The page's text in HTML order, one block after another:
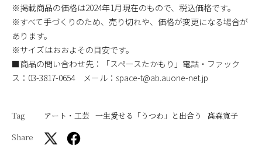
※掲載商品の価格は2024年1月現在のもので、税込価格です。
※すべて手づくりのため、売り切れや、価格が変更になる場合が
あります。
※サイズはおおよその目安です。
■商品の問い合わせ先：「スペースたかもり」電話・ファック
ス：03-3817-0654 メール：space-t@ab.auone-net.jp
Tag アート・工芸 一生愛せる「うつわ」と出合う
髙森寬子
Share